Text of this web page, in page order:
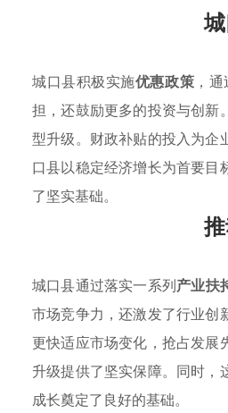
城口县积极实施优惠政策 ，
担，还鼓励更多的投资与创新
型升级。财政补贴的投入为企
口县以稳定经济增长为首要目
了坚实基础。
城口县通过落实一系列产业扶
市场竞争力，还激发了行业创
更快适应市场变化，抢占发展
升级提供了坚实保障。同时，
成长奠定了良好的基础。